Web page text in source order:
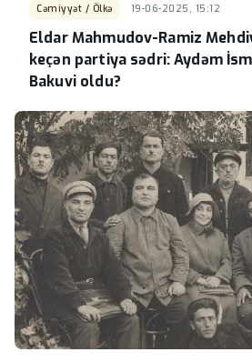
Cəmiyyət / Ölkə 19-06-2025, 15:12
Eldar Mahmudov-Ramiz
keçən partiya sədri: Aydəm
Bakuvi oldu?